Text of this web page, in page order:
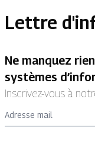
Lettre
Ne manquez
systèmes
Inscrivez-vous à
Adresse mail